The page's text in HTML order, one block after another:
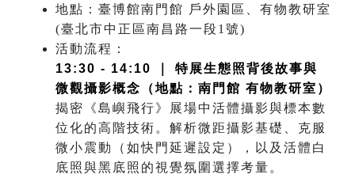
地點：臺博館南門館 戶外園區、有物教研室
(臺北市中正區南昌路一段1號)
活動流程：
13:30 - 14:10 ｜ 特展生態照背後故事與
微觀攝影概念（地點：南門館 有物教研室）
揭密《島嶼飛行》展場中活體攝影與標本數
位化的高階技術。解析微距攝影基礎、克服
微小震動（如快門延遲設定），以及活體白
底照與黑底照的視覺氛圍選擇考量。